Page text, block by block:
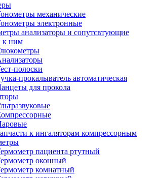
механические
электронные
анализаторы и сопутсвтующие
к ним
полоски
прокалыватель автоматическая
для прокола
к ингаляторам компрессорным
пациента ртутный
оконный
комнатный